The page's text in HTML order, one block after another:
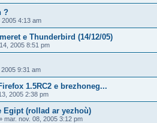
?
4:13 am
e Thunderbird (14/12/05)
2005 8:51 pm
9:31 am
1.5RC2 e brezhoneg...
2005 2:38 pm
Egipt (rollad ar yezhoù)
mar. nov. 08, 2005 3:12 pm